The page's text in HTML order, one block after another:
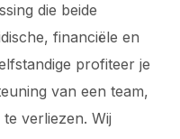
die beide
financiële en
profiteer je
van een team,
verliezen. Wij